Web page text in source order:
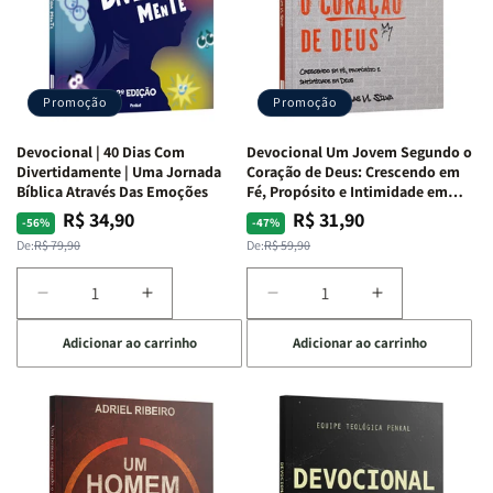
Alves
Alves
Equipe
Teológica
Penkal
Equipe
Teológica
Penkal
Promoção
Devocional | 40 Dias Com
Divertidamente | Uma Jornada
Bíblica Através Das Emoções
-56%
Preço
normal
De:R$ 79,90
Preço
promocional
R$ 34,90
Diminuir
a
quantidade
de
Devocional
40
Dias
Com
Aumentar
a
quantidade
de
Devocional
|
40
Dias
Com
Adicionar ao carrinho
Promoção
Devocional Um Jovem Segundo o
Coração de Deus: Crescendo em
Fé, Propósito e Intimidade em
Deus
-47%
Preço
normal
De:R$ 59,90
Preço
promocional
R$ 31,90
Diminuir
a
quantidade
de
Devocional
Segundo
o
Aumentar
a
quantidade
de
Devocional
Segundo
o
Adicionar ao carrinho